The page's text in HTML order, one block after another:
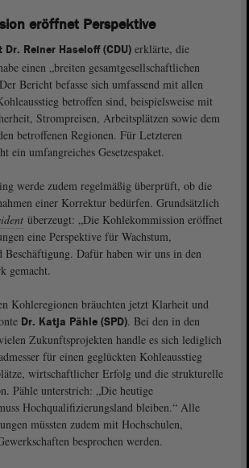
eröffnet Perspektive
Reiner Haseloff (CDU) erklärte, die
einen „breiten gesamtgesellschaftlichen
Bericht befasse sich umfassend mit allen
betroffen sind, beispielsweise mit
Strompreisen, Arbeitsplätzen sowie dem
betroffenen Regionen. Für Letzteren
ein umfangreiches Gesetzespaket.
werde zudem regelmäßig überprüft, ob die
einer Korrektur bedürfen. Grundsätzlich
überzeugt: „Die Kohlekommission eröffnet
eine Perspektive für Wachstum,
Beschäftigung. Dafür haben wir uns in den
gemacht.
Kohleregionen bräuchten jetzt Klarheit und
Dr. Katja Pähle (SPD). Bei den in den
Zukunftsprojekten handle es sich lediglich
für einen geglückten Kohleausstieg
wirtschaftlicher Erfolg und die strukturelle
Pähle unterstrich: „Die heutige
Hochqualifizierungsland bleiben.“ Alle
müssten zudem mit Hochschulen,
besprochen werden.